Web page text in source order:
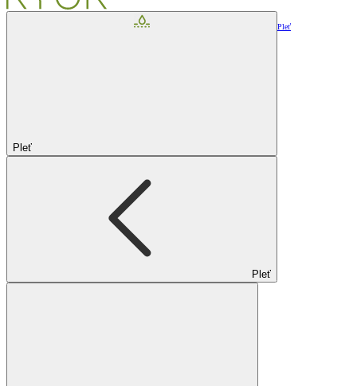
Pleť
Pleť
Pleť